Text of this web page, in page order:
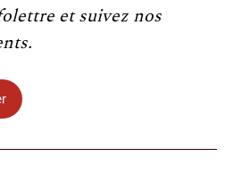
et suivez nos